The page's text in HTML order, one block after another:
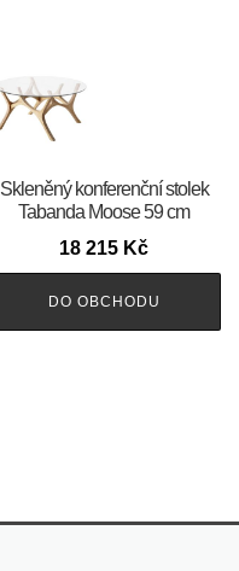
Skleněný konferenční stolek
Tabanda Moose 59 cm
18 215 Kč
DO OBCHODU